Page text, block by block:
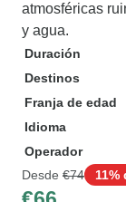
atmosféricas
y agua.
Duración
Destinos
Franja de edad
Idioma
Operador
Desde €74 11%